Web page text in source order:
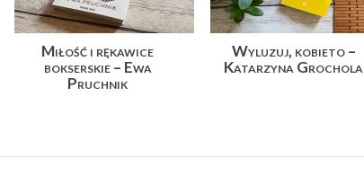
Miłość i rękawice
bokserskie – Ewa
Pruchnik
Wyluzuj, kobieto –
Katarzyna Grochola